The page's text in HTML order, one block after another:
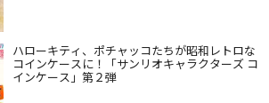
ハローキティ、ポチャッコたちが昭和レトロな
コインケースに！「サンリオキャラクターズ コ
インケース」第２弾